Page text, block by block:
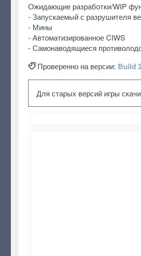
Ожидающие разработки/WIP
- Запускаемый с разрушителя
- Мины
- Автоматизированное CIWS
- Самонаводящиеся
Проверенно на версии: Build
Для старых версий игры